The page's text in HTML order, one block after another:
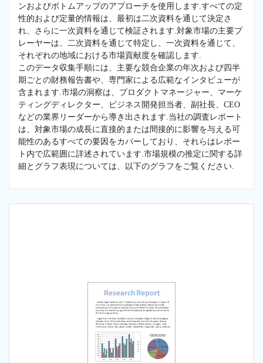
ンおよびボトムアップのアプローチを使用します.すべての定
性的および定量的情報は、最初は二次資料を通じて決定さ
れ、さらに一次資料を通じて検証されます.対象市場の主要プ
レーヤーは、二次資料を通じて特定し、一次資料を通じて、
それぞれの地域における市場貢献度を確認します.
このデータ収集手順には、主要な競合企業の年次および四半
期ごとの財務報告書や、専門家による広範なインタビューが
含まれます.市場の洞察は、プロダクトマネージャー、マーケ
ティングディレクター、ビジネス開発担当者、副社長、CEO
などの業界リーダーから導き出されます.当社の調査レポート
は、対象市場の成長に直接的または間接的に影響を与える可
能性のあるすべての要因をカバーしており、それらはレポー
ト内で広範囲に詳述されています.市場規模の推定に関する詳
細とグラフ表現については、以下のグラフをご覧ください.